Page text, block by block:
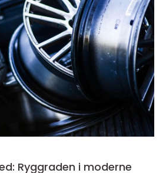
Ryggraden i moderne